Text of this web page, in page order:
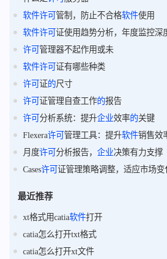
软件许可 管制，防止不合格软件使用
软件许可 证使用趋势分析，年度监控深
许可 管理器不起作用或未
软件许可 证有哪些种类
许可 证的尺寸
许可 证管理自查工作的报告
许可 分析系统：提升企业效率的关键
Flexera许可 管理工具：提升软件销售效
月度许可 分析报告， 企业决策有力支撑
Cases许可 证管理策略调整，适应市场变
最近推荐
xt格式用catia软件打开
catia怎么打开txt格式
catia怎么打开xt文件